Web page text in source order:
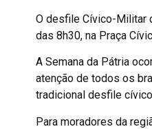
O desfile Cívico-Militar
das 8h30, na Praça
A Semana da Pátria
atenção de todos os
tradicional desfile
Para moradores da